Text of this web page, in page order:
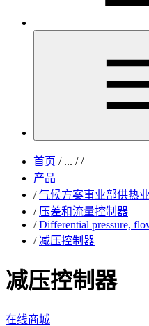
首页 /... / /
产品
/ 气候方案事业部供热
/ 压差和流量控制器
/ Differential pressure,
/ 减压控制器
减压控制器
在线商城